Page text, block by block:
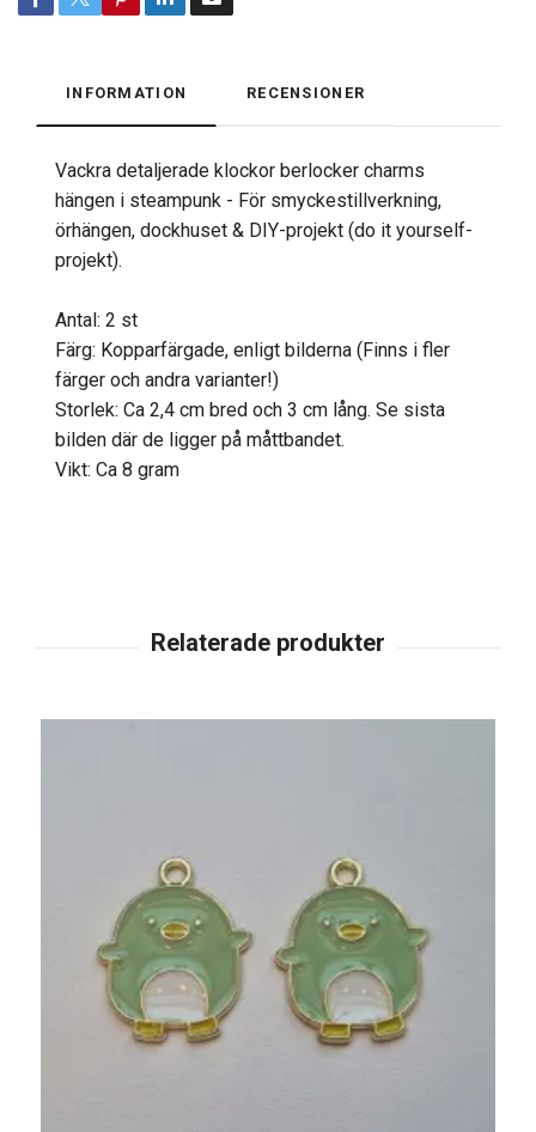
INFORMATION RECENSIONER
Vackra detaljerade klockor berlocker charms
hängen i steampunk - För smyckestillverkning,
örhängen, dockhuset & DIY-projekt (do it yourself-
projekt).
Antal: 2 st
Färg: Kopparfärgade, enligt bilderna (Finns i fler
färger och andra varianter!)
Storlek: Ca 2,4 cm bred och 3 cm lång. Se sista
bilden där de ligger på måttbandet.
Vikt: Ca 8 gram